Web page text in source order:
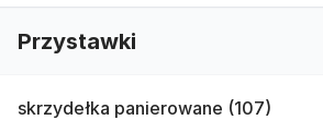
Przystawki
skrzydełka panierowane (107)